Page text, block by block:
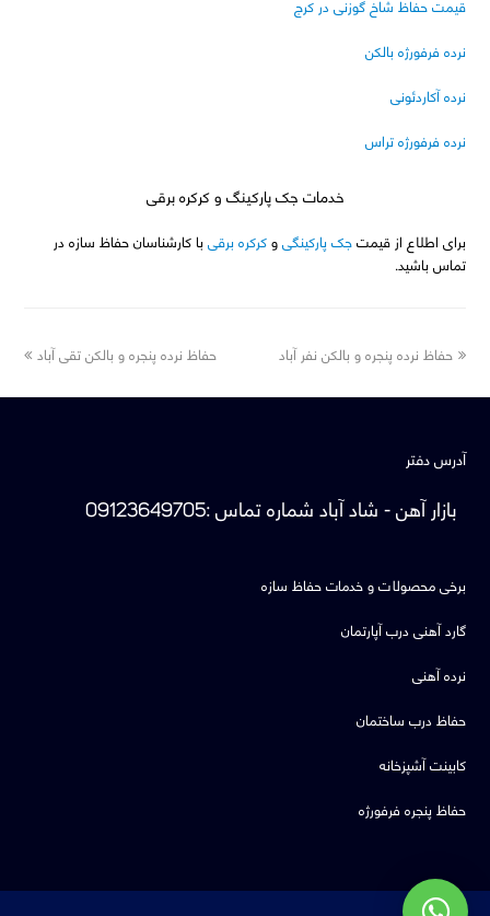
نرده فرفورژه بالکن
نرده آکاردئونی
نرده فرفورژه تراس
خدمات جک پارکینگ و کرکره برقی
برای اطلاع از قیمتجک پارکینگیوکرکره برقی با کارشناسان حفاظ سازه در
تماس باشید.
previous
حفاظ نرده پنجره و بالکن نفر آباد
next
حفاظ نرده پنجره و بالکن تقی آباد
آدرس دفتر
بازار آهن - شاد آبادشماره تماس:
09123649705
برخی محصولات و خدمات حفاظ سازه
گارد آهنی درب آپارتمان
نرده آهنی
حفاظ درب ساختمان
کابینت آشپزخانه
حفاظ پنجره فرفورژه